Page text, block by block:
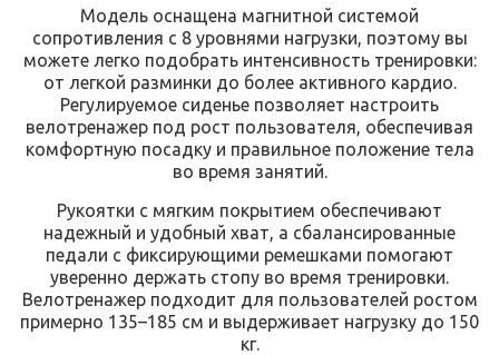
Модель оснащена магнитной системой
сопротивления с 8 уровнями нагрузки, поэтому вы
можете легко подобрать интенсивность тренировки:
от легкой разминки до более активного кардио.
Регулируемое сиденье позволяет настроить
велотренажер под рост пользователя, обеспечивая
комфортную посадку и правильное положение тела
во время занятий.
Рукоятки с мягким покрытием обеспечивают
надежный и удобный хват, а сбалансированные
педали с фиксирующими ремешками помогают
уверенно держать стопу во время тренировки.
Велотренажер подходит для пользователей ростом
примерно 135–185 см и выдерживает нагрузку до 150
кг.